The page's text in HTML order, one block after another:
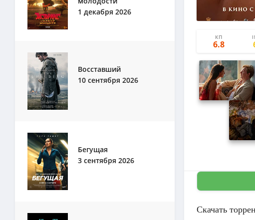
1 декабря 2026
Восставший
10 сентября 2026
Бегущая
3 сентября 2026
КП
6.8
Скачать